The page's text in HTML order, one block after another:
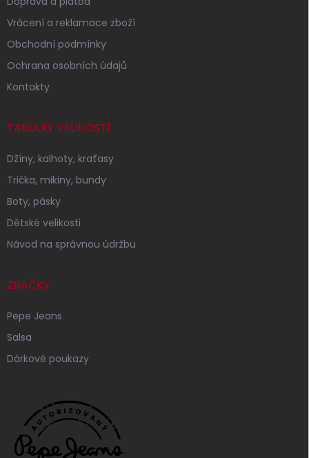
Vrácení a reklamace zboží
Obchodní podmínky
Ochrana osobních údajů
Kontakty
TABULKY VELIKOSTÍ
Džíny, kalhoty, kraťasy
Trička, mikiny, bundy
Boty, pásky
Dětské velikosti
Návod na správnou údržbu
ZNAČKY
Pepe Jeans
Salsa
Dárkové poukazy